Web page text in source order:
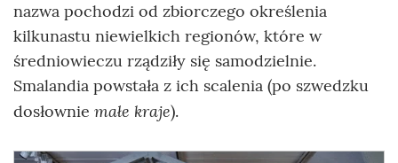
nazwa pochodzi od zbiorczego określenia
kilkunastu niewielkich regionów, które w
średniowieczu rządziły się samodzielnie.
Smalandia powstała z ich scalenia (po szwedzku
dosłownie małe kraje).